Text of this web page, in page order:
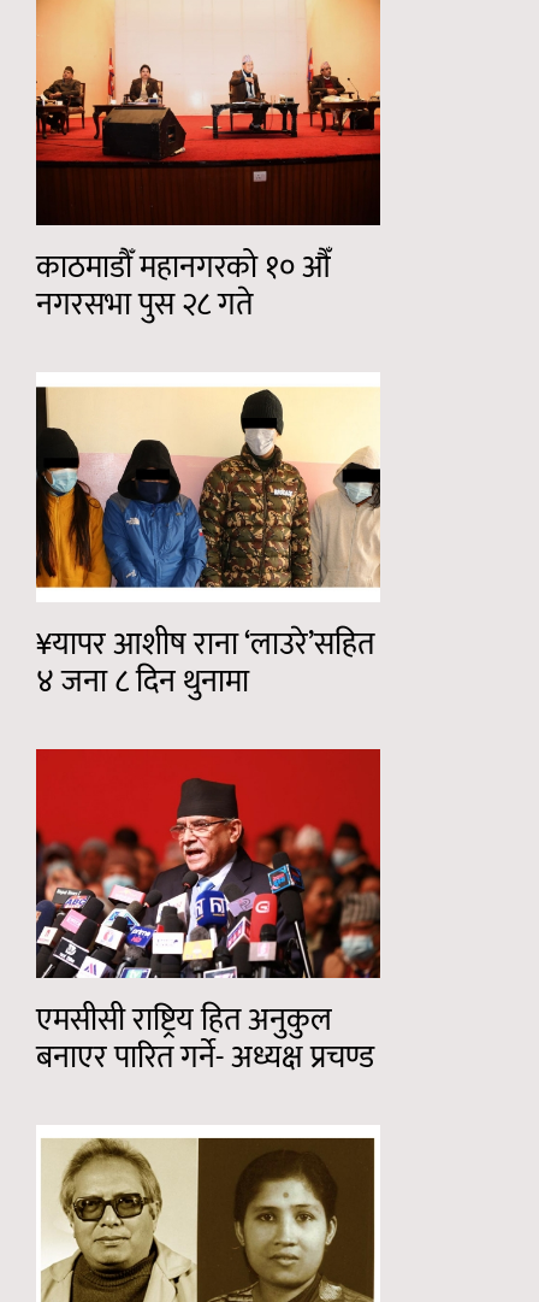
काठमाडौँ महानगरको १० औँ
नगरसभा पुस २८ गते
¥यापर आशीष राना ‘लाउरे’सहित
४ जना ८ दिन थुनामा
एमसीसी राष्ट्रिय हित अनुकुल
बनाएर पारित गर्ने- अध्यक्ष प्रचण्ड